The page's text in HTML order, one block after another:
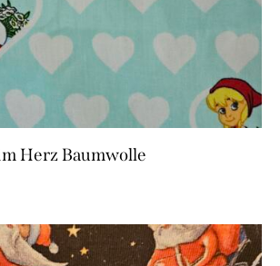
Herz Baumwolle